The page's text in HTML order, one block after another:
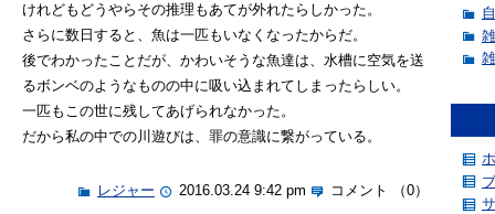
けれどもどうやらその推理もあてが外れたらしかった。
さらに数日すると、魚は一匹もいなくなったからだ。
後でわかったことだが、かわいそうな魚達は、水槽に空気を送
るボンベのようなものの中に吸い込まれてしまったらしい。
一匹もこの世に残してあげられなかった。
だから私の中での川遊びは、罪の意識に繋がっている。
レジャー 2016.03.24 9:42 pm コメント （0）